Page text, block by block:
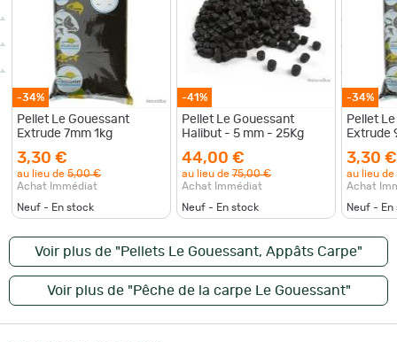
-34%
Pellet Le Gouessant
Extrude 7mm 1kg
3,30 €
au lieu de 5,00 €
Achat Immédiat
Neuf - En stock
-41%
Pellet Le Gouessant
Halibut - 5 mm - 25Kg
44,00 €
au lieu de 75,00 €
Achat Immédiat
Neuf - En stock
-34%
Pellet
Extrude
3,30 €
au lieu de
Achat
Neuf - En
Voir plus de "Pellets Le Gouessant, Appâts Carpe"
Voir plus de "Pêche de la carpe Le Gouessant"